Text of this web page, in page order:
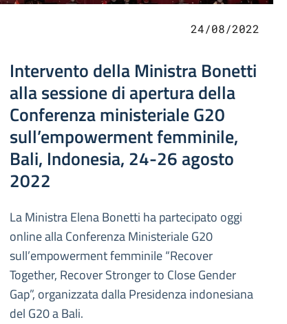
24/08/2022
Intervento della Ministra Bonetti
alla sessione di apertura della
Conferenza ministeriale G20
sull’empowerment femminile,
Bali, Indonesia, 24-26 agosto
2022
La Ministra Elena Bonetti ha partecipato oggi
online alla Conferenza Ministeriale G20
sull’empowerment femminile “Recover
Together, Recover Stronger to Close Gender
Gap”, organizzata dalla Presidenza indonesiana
del G20 a Bali.